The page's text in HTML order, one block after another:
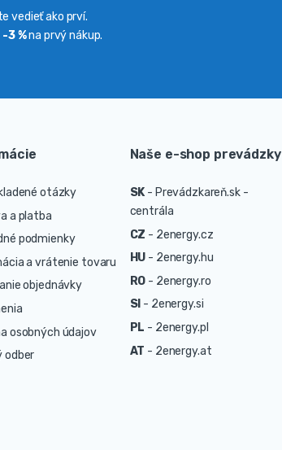
vedieť ako prví.
3 %na prvý nákup.
otázky
a platba
podmienky
a vrátenie tovaru
objednávky
osobných údajov
odber
Naše e-shop prevádzky
SK - Prevádzkareň.sk -
centrála
CZ - 2energy.cz
HU - 2energy.hu
RO - 2energy.ro
SI - 2energy.si
PL - 2energy.pl
AT - 2energy.at